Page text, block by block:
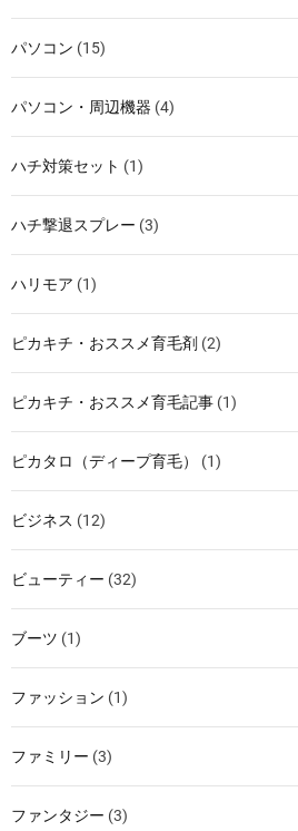
パソコン (15)
パソコン・周辺機器 (4)
ハチ対策セット (1)
ハチ撃退スプレー (3)
ハリモア (1)
ピカキチ・おススメ育毛剤 (2)
ピカキチ・おススメ育毛記事 (1)
ピカタロ（ディープ育毛） (1)
ビジネス (12)
ビューティー (32)
ブーツ (1)
ファッション (1)
ファミリー (3)
ファンタジー (3)